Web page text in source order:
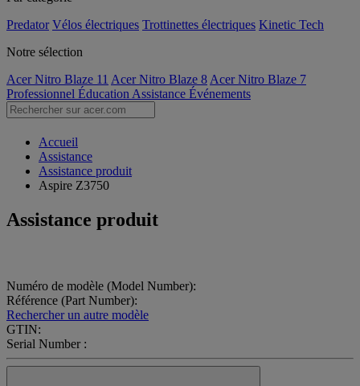
Predator Vélos électriques Trottinettes électriques Kinetic Tech
Notre sélection
Acer Nitro Blaze 11 Acer Nitro Blaze 8 Acer Nitro Blaze 7
Professionnel Éducation Assistance Événements
Accueil
Assistance
Assistance produit
Aspire Z3750
Assistance produit
Numéro de modèle (Model Number):
Référence (Part Number):
Rechercher un autre modèle
GTIN:
Serial Number :